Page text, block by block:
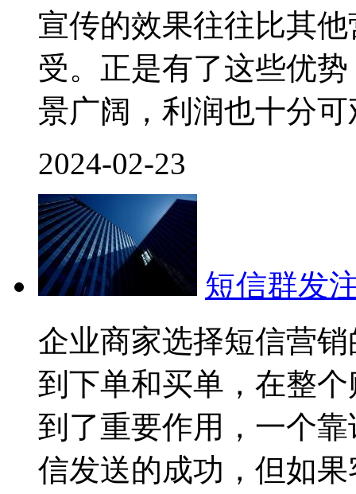
宣传的效果往往比其
受。正是有了这些优
景广阔，利润也十分可
2024-02-23
短信群发
企业商家选择短信营
到下单和买单，在整
到了重要作用，一个
信发送的成功，但如